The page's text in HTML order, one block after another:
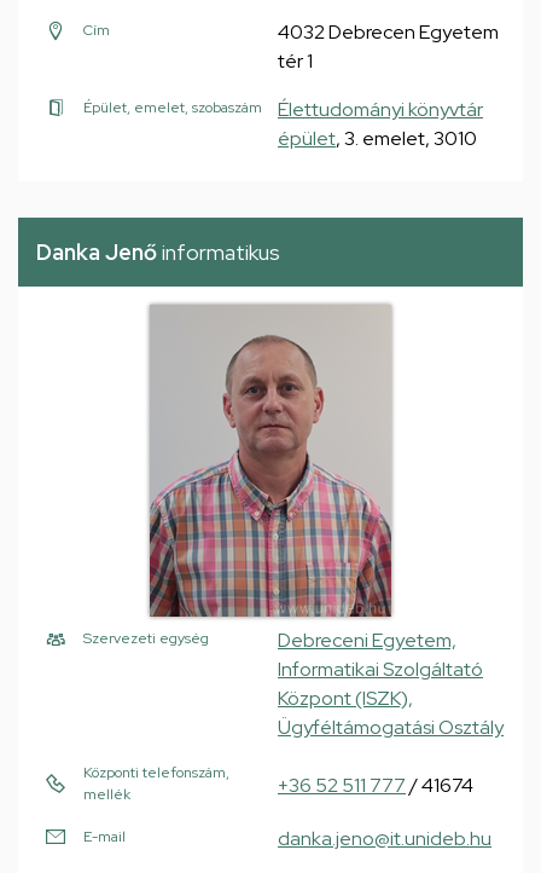
Cím
4032 Debrecen Egyetem
tér 1
Épület, emelet, szobaszám
Élettudományi könyvtár
épület, 3. emelet, 3010
Danka Jenőinformatikus
Szervezeti egység
Debreceni Egyetem,
Informatikai Szolgáltató
Központ (ISZK),
Ügyféltámogatási Osztály
Központi telefonszám,
mellék
+36 52 511 777/ 41674
E-mail danka.jeno@it.unideb.hu